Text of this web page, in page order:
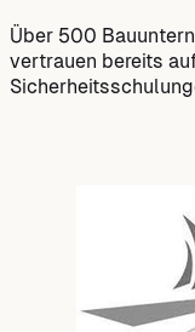
Über 500
vertrauen bereits